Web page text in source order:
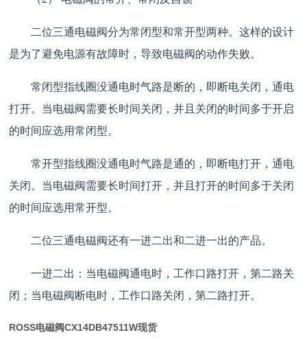
二位三通电磁阀分为常闭型和常开型两种。这样的设计
是为了避免电源有故障时，导致电磁阀的动作失败。
常闭型指线圈没通电时气路是断的，即断电关闭，通电
打开。当电磁阀需要长时间关闭，并且关闭的时间多于开启
的时间应选用常闭型。
常开型指线圈没通电时气路是通的，即断电打开，通电
关闭。当电磁阀需要长时间打开，并且打开的时间多于关闭
的时间应选用常开型。
二位三通电磁阀还有一进二出和二进一出的产品。
一进二出：当电磁阀通电时，工作口路打开，第二路关
闭；当电磁阀断电时，工作口路关闭，第二路打开。
ROSS电磁阀CX14DB47511W现货